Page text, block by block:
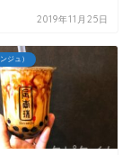
2019年11月25日
ジュ）